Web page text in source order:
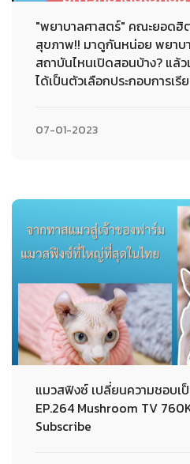
"พยาบาลศาสตร์" คณะยอดฮิ
สุขภาพ!! มาดูกันหน่อย พยาบ
สถาบันไหนเปิดสอนบ้าง? แล้ว
ได้เป็นตัวเลือกประกอบการเ
07-01-2023
แมวสฟิงซ์ เปลี่ยนความชอบเ
EP.264 Mushroom TV
Subscribe